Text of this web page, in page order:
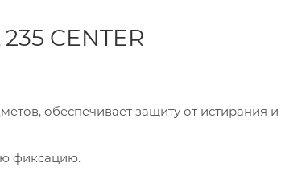
CENTER
обеспечивает защиту от истирания и
фиксацию.